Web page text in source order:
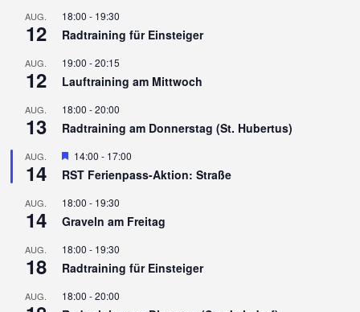
AUG.
12
18:00 - 19:30
Radtraining für Einsteiger
AUG.
12
19:00 -20:15
Lauftraining am Mittwoch
AUG.
13
18:00 -20:00
Radtraining am Donnerstag (St. Hubertus)
AUG.
14
Hervorgehoben
14:00 - 17:00
RST Ferienpass-Aktion: Straße
AUG.
14
18:00 - 19:30
Graveln am Freitag
AUG.
18
18:00 - 19:30
Radtraining für Einsteiger
AUG. 18:00 -20:00